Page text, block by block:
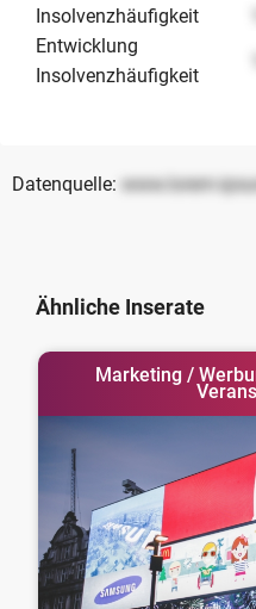
Insolvenzhäufigkeit
Entwicklung
Insolvenzhäufigkeit
Datenquelle: www.lorem-
Ähnliche Inserate
Marketing /